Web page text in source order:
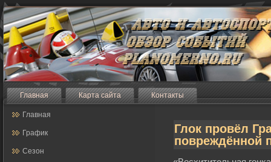
Главная Карта сайта Контакты
Главная
График
Сезон
Глок провёл
повреждённой